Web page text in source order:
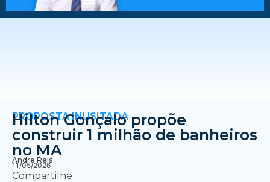
PROPOSTA INUSITADA
Hilton Gonçalo propõe
construir 1 milhão de banheiros
no MA
Andre Reis
11/05/2026
Compartilhe